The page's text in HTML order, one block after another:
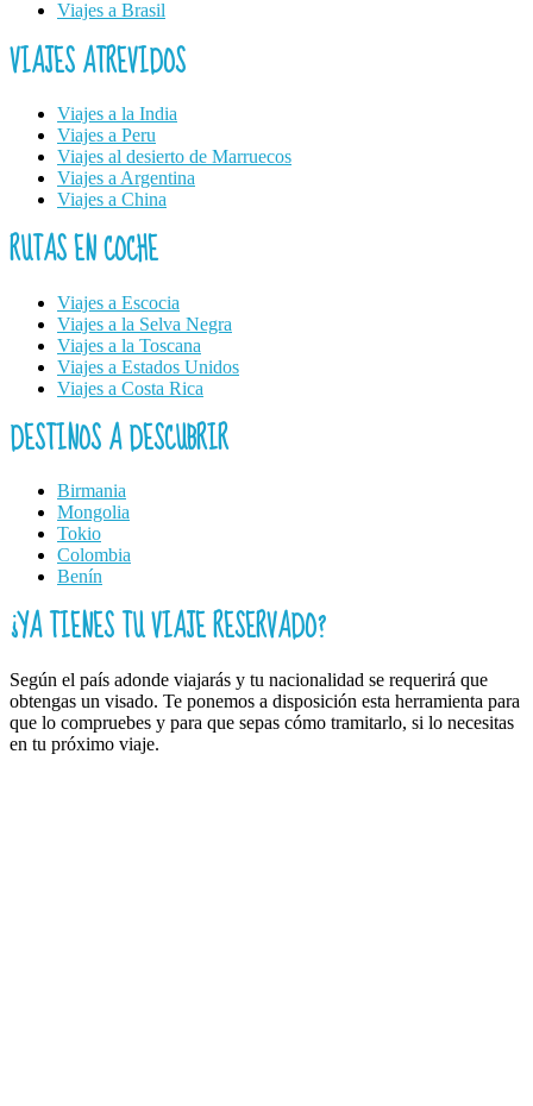
Viajes a Brasil
VIAJES ATREVIDOS
Viajes a la India
Viajes a Peru
Viajes al desierto de Marruecos
Viajes a Argentina
Viajes a China
RUTAS EN COCHE
Viajes a Escocia
Viajes a la Selva Negra
Viajes a la Toscana
Viajes a Estados Unidos
Viajes a Costa Rica
DESTINOS A DESCUBRIR
Birmania
Mongolia
Tokio
Colombia
Benín
¿YA TIENES TU VIAJE RESERVADO?
Según el país adonde viajarás y tu nacionalidad se requerirá que
obtengas un visado. Te ponemos a disposición esta herramienta para
que lo compruebes y para que sepas cómo tramitarlo, si lo necesitas
en tu próximo viaje.